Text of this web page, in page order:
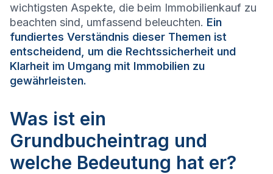
wichtigsten Aspekte, die beim Immobilienkauf zu
beachten sind, umfassend beleuchten. Ein
fundiertes Verständnis dieser Themen ist
entscheidend, um die Rechtssicherheit und
Klarheit im Umgang mit Immobilien zu
gewährleisten.
Was ist ein
Grundbucheintrag und
welche Bedeutung hat er?